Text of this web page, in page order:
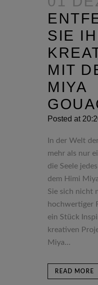
SIE
MIT
MIYA
Posted at
In der Welt
mehr als nur
die Seele
dem Himi
Sie sich nicht
hochwertiger
ein Stück
kreativen
Miya...
READ MORE